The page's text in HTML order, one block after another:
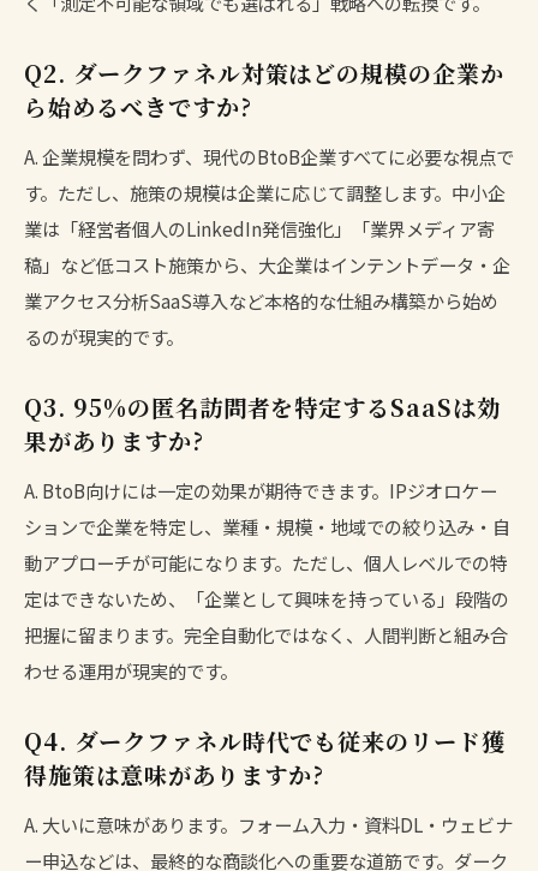
Q2. ダークファネル対策はどの規模の企業か
ら始めるべきですか?
A. 企業規模を問わず、現代のBtoB企業すべてに必要な視点で
す。ただし、施策の規模は企業に応じて調整します。中小企
業は「経営者個人のLinkedIn発信強化」「業界メディア寄
稿」など低コスト施策から、大企業はインテントデータ・企
業アクセス分析SaaS導入など本格的な仕組み構築から始め
るのが現実的です。
Q3. 95%の匿名訪問者を特定するSaaSは効
果がありますか?
A. BtoB向けには一定の効果が期待できます。IPジオロケー
ションで企業を特定し、業種・規模・地域での絞り込み・自
動アプローチが可能になります。ただし、個人レベルでの特
定はできないため、「企業として興味を持っている」段階の
把握に留まります。完全自動化ではなく、人間判断と組み合
わせる運用が現実的です。
Q4. ダークファネル時代でも従来のリード獲
得施策は意味がありますか?
A. 大いに意味があります。フォーム入力・資料DL・ウェビナ
ー申込などは、最終的な商談化への重要な道筋です。ダーク